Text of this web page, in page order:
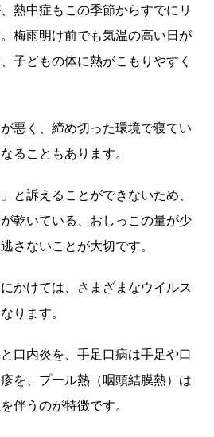
熱中症もこの季節からすでにリ
梅雨明け前でも気温の高い日が
子どもの体に熱がこもりやすく
悪く、締め切った環境で寝てい
ることもあります。
と訴えることができないため、
乾いている、おしっこの量が少
さないことが大切です。
かけては、さまざまなウイルス
ります。
口内炎を、手足口病は手足や口
を、プール熱（咽頭結膜熱）は
伴うのが特徴です。